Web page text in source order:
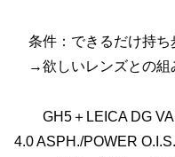
条件：できるだけ持ち
→欲しいレンズとの組
GH5＋LEICA DG
4.0 ASPH./POWER